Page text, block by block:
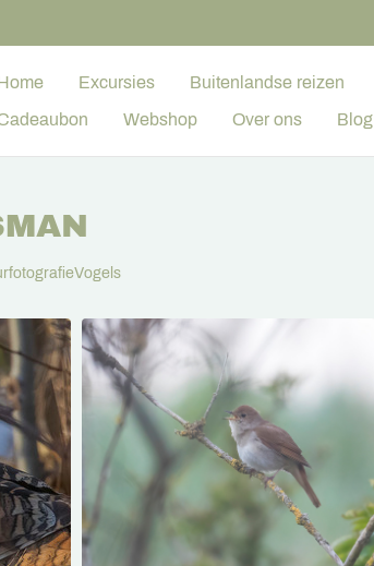
Excursies Buitenlandse reizen
Webshop Over ons Blog
Vogels